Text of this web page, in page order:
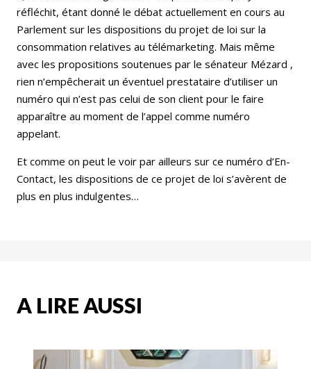
réfléchit, étant donné le débat actuellement en cours au
Parlement sur les dispositions du projet de loi sur la
consommation relatives au télémarketing. Mais même
avec les propositions soutenues par le sénateur Mézard ,
rien n’empêcherait un éventuel prestataire d’utiliser un
numéro qui n’est pas celui de son client pour le faire
apparaître au moment de l’appel comme numéro
appelant.
Et comme on peut le voir par ailleurs sur ce numéro d’En-
Contact, les dispositions de ce projet de loi s’avèrent de
plus en plus indulgentes…
A LIRE AUSSI